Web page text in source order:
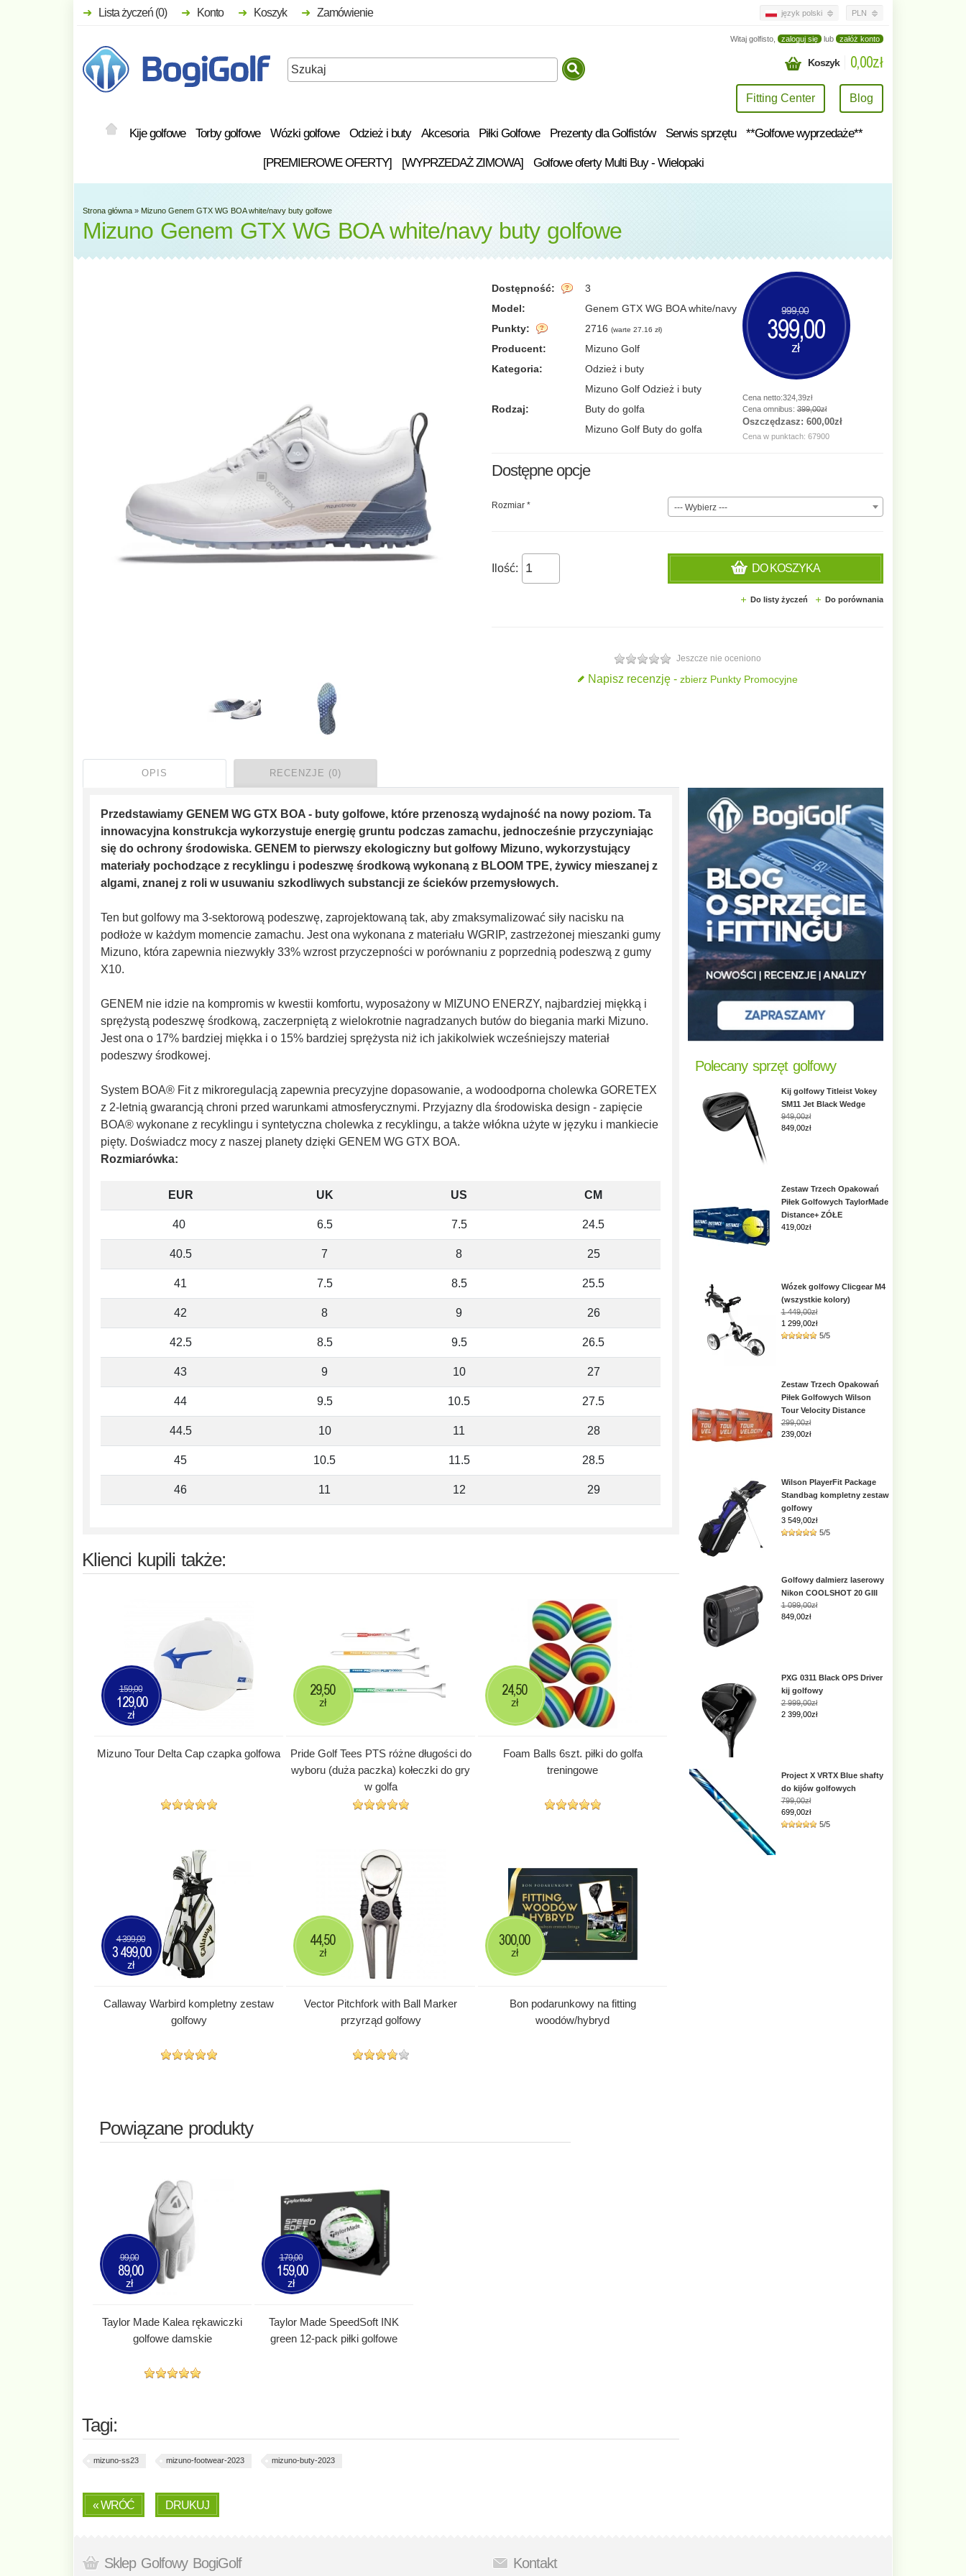
Witaj golfisto, zaloguj się lub załóż konto
Koszyk 0,00zł
Fitting Center Blog
Kije golfowe Torby golfowe Wózki golfowe Odzież i buty Akcesoria Piłki Golfowe Prezenty dla Golfistów Serwis sprzętu **Golfowe wyprzedaże**
[PREMIEROWE OFERTY] [WYPRZEDAŻ ZIMOWA] Golfowe oferty Multi Buy - Wielopaki
Lista życzeń (0) Konto Koszyk Zamówienie język polski PLN
Strona główna » Mizuno Genem GTX WG BOA white/navy buty golfowe
Mizuno Genem GTX WG BOA white/navy buty golfowe
Dostępność:
3
Model:
Genem GTX WG BOA white/navy
Punkty:
2716 (warte 27.16 zł)
Producent:
Mizuno Golf
Kategoria:
Odzież i buty
Mizuno Golf Odzież i buty
Rodzaj:
Buty do golfa
Mizuno Golf Buty do golfa
Cena netto:324,39zł
Cena omnibus: 399,00zł
Oszczędzasz: 600,00zł
Cena w punktach: 67900
999,00
399,00
zł
Dostępne opcje
Rozmiar * --- Wybierz ---
Ilość: DO KOSZYKA
Do listy życzeń Do porównania
Jeszcze nie oceniono
Napisz recenzję - zbierz Punkty Promocyjne
OPIS RECENZJE (0)
Przedstawiamy GENEM WG GTX BOA - buty golfowe, które przenoszą wydajność na nowy poziom. Ta
innowacyjna konstrukcja wykorzystuje energię gruntu podczas zamachu, jednocześnie przyczyniając
się do ochrony środowiska. GENEM to pierwszy ekologiczny but golfowy Mizuno, wykorzystujący
materiały pochodzące z recyklingu i podeszwę środkową wykonaną z BLOOM TPE, żywicy mieszanej z
algami, znanej z roli w usuwaniu szkodliwych substancji ze ścieków przemysłowych.
Ten but golfowy ma 3-sektorową podeszwę, zaprojektowaną tak, aby zmaksymalizować siły nacisku na
podłoże w każdym momencie zamachu. Jest ona wykonana z materiału WGRIP, zastrzeżonej mieszanki gumy
Mizuno, która zapewnia niezwykły 33% wzrost przyczepności w porównaniu z poprzednią podeszwą z gumy
X10.
GENEM nie idzie na kompromis w kwestii komfortu, wyposażony w MIZUNO ENERZY, najbardziej miękką i
sprężystą podeszwę środkową, zaczerpniętą z wielokrotnie nagradzanych butów do biegania marki Mizuno.
Jest ona o 17% bardziej miękka i o 15% bardziej sprężysta niż ich jakikolwiek wcześniejszy materiał
podeszwy środkowej.
System BOA® Fit z mikroregulacją zapewnia precyzyjne dopasowanie, a wodoodporna cholewka GORETEX
z 2-letnią gwarancją chroni przed warunkami atmosferycznymi. Przyjazny dla środowiska design - zapięcie
BOA® wykonane z recyklingu i syntetyczna cholewka z recyklingu, a także włókna użyte w języku i mankiecie
pięty. Doświadcz mocy z naszej planety dzięki GENEM WG GTX BOA.
Rozmiarówka:
EUR UK US CM
40 6.5 7.5 24.5
40.5 7 8 25
41 7.5 8.5 25.5
42 8 9 26
42.5 8.5 9.5 26.5
43 9 10 27
44 9.5 10.5 27.5
44.5 10 11 28
45 10.5 11.5 28.5
46 11 12 29
Klienci kupili także:
Mizuno Tour Delta Cap czapka golfowa
159,00
129,00
zł
Pride Golf Tees PTS różne długości do
wyboru (duża paczka) kołeczki do gry
w golfa
29,50
zł
Foam Balls 6szt. piłki do golfa
treningowe
24,50
zł
Callaway Warbird kompletny zestaw
golfowy
4 399,00
3 499,00
zł
Vector Pitchfork with Ball Marker
przyrząd golfowy
44,50
zł
Bon podarunkowy na fitting
woodów/hybryd
300,00
zł
Powiązane produkty
Taylor Made Kalea rękawiczki
golfowe damskie
99,00
89,00
zł
Taylor Made SpeedSoft INK
green 12-pack piłki golfowe
179,00
159,00
zł
Tagi:
mizuno-ss23 mizuno-footwear-2023 mizuno-buty-2023
« WRÓĆ DRUKUJ
Polecany sprzęt golfowy
Kij golfowy Titleist Vokey
SM11 Jet Black Wedge
949,00zł
849,00zł
Zestaw Trzech Opakowań
Piłek Golfowych TaylorMade
Distance+ ZÓŁE
419,00zł
Wózek golfowy Clicgear M4
(wszystkie kolory)
1 449,00zł
1 299,00zł
5/5
Zestaw Trzech Opakowań
Piłek Golfowych Wilson
Tour Velocity Distance
299,00zł
239,00zł
Wilson PlayerFit Package
Standbag kompletny zestaw
golfowy
3 549,00zł
5/5
Golfowy dalmierz laserowy
Nikon COOLSHOT 20 GIII
1 099,00zł
849,00zł
PXG 0311 Black OPS Driver
kij golfowy
2 999,00zł
2 399,00zł
Project X VRTX Blue shafty
do kijów golfowych
799,00zł
699,00zł
5/5
Sklep Golfowy BogiGolf Kontakt